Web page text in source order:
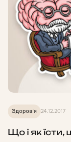
Здоров'я 24.12.2017
Що і як